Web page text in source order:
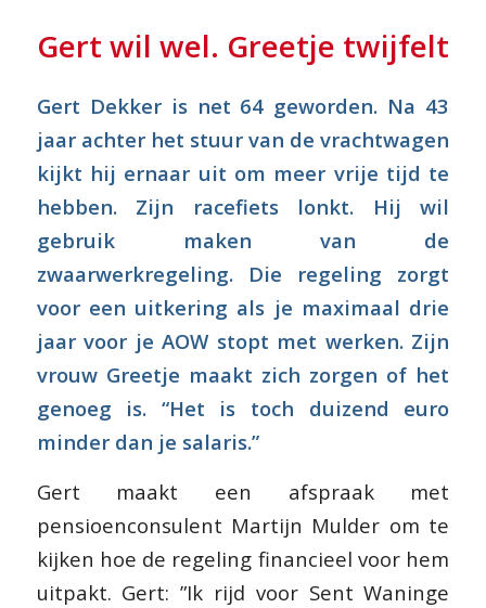
Gert wil wel. Greetje twijfelt
Gert Dekker is net 64 geworden. Na 43
jaar achter het stuur van de vrachtwagen
kijkt hij ernaar uit om meer vrije tijd te
hebben. Zijn racefiets lonkt. Hij wil
gebruik maken van de
zwaarwerkregeling. Die regeling zorgt
voor een uitkering als je maximaal drie
jaar voor je AOW stopt met werken. Zijn
vrouw Greetje maakt zich zorgen of het
genoeg is. “Het is toch duizend euro
minder dan je salaris.”
Gert maakt een afspraak met
pensioenconsulent Martijn Mulder om te
kijken hoe de regeling financieel voor hem
uitpakt. Gert: ”Ik rijd voor Sent Waninge